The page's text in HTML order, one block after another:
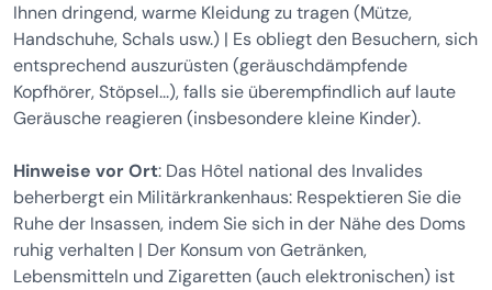
Ihnen dringend, warme Kleidung zu tragen (Mütze,
Handschuhe, Schals usw.) | Es obliegt den Besuchern, sich
entsprechend auszurüsten (geräuschdämpfende
Kopfhörer, Stöpsel...), falls sie überempfindlich auf laute
Geräusche reagieren (insbesondere kleine Kinder).
Hinweise vor Ort: Das Hôtel national des Invalides
beherbergt ein Militärkrankenhaus: Respektieren Sie die
Ruhe der Insassen, indem Sie sich in der Nähe des Doms
ruhig verhalten | Der Konsum von Getränken,
Lebensmitteln und Zigaretten (auch elektronischen) ist